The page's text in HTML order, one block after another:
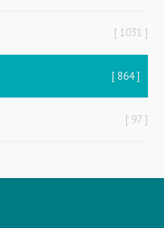
1031
864
97